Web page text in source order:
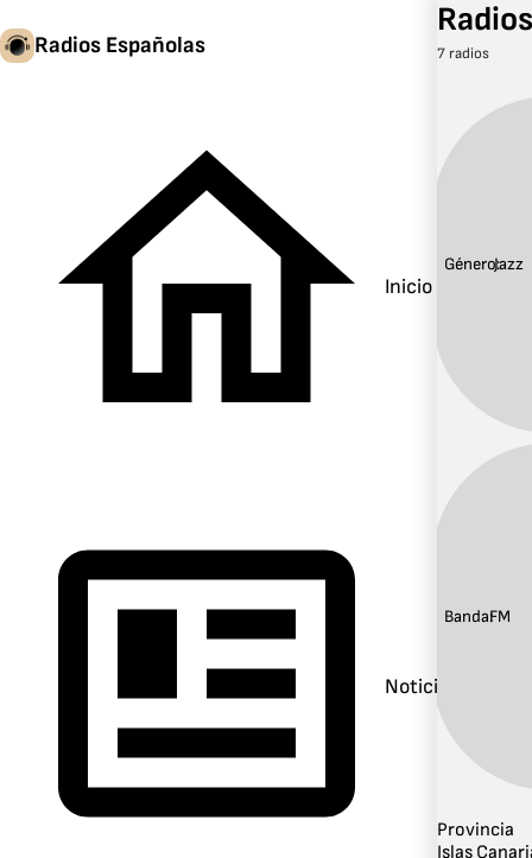
Radios Españolas
Inicio
Noticias
7 radios
Género:Jazz
Banda:FM
Provincia
Islas